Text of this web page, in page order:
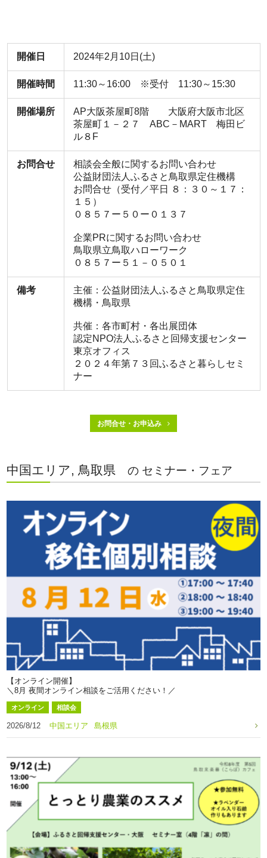
開催日 2024年2月10日(土)
開催時間 11:30～16:00 ※受付 11:30～15:30
開催場所
AP大阪茶屋町8階 大阪府大阪市北区
茶屋町１－２７ ABC－MART 梅田ビ
ル８F
お問合せ
相談会全般に関するお問い合わせ
公益財団法人ふるさと鳥取県定住機構
お問合せ（受付／平日 ８：３０～１７：
１５）
０８５７ー５０ー０１３７
企業PRに関するお問い合わせ
鳥取県立鳥取ハローワーク
０８５７ー５１－０５０１
備考
主催：公益財団法人ふるさと鳥取県定住
機構・鳥取県
共催：各市町村・各出展団体
認定NPO法人ふるさと回帰支援センター
東京オフィス
２０２４年第７３回ふるさと暮らしセミ
ナー
お問合せ・お申込み
中国エリア, 鳥取県 の セミナー・フェア
【オンライン開催】
＼8月 夜間オンライン相談をご活用ください！／
オンライン 相談会
2026/8/12 中国エリア 島根県